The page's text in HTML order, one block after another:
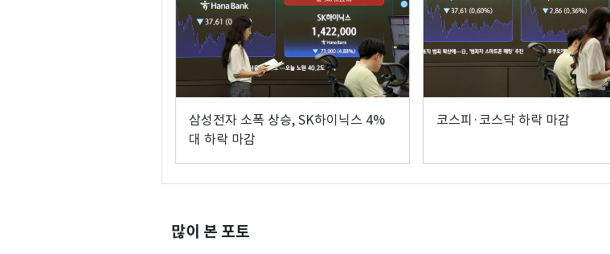
삼성전자 소폭 상승, SK하이닉스 4%
대 하락 마감
코스피·코스닥 하락 마감
많이 본 포토